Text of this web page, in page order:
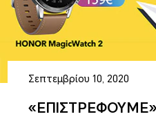
Σεπτεμβρίου 10, 2020
«ΕΠΙΣΤΡΕΦΟΥΜΕ»